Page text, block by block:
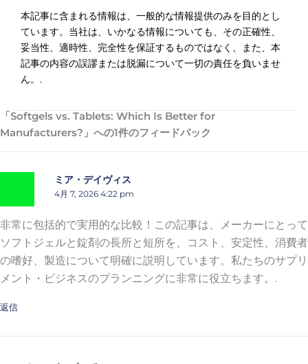
本記事に含まれる情報は、一般的な情報提供のみを目的とし
ています。当社は、いかなる情報についても、その正確性、
妥当性、適時性、完全性を保証するものではなく、また、本
記事の内容の誤謬または脱漏について一切の責任を負いませ
ん。.
「Softgels vs. Tablets: Which Is Better for
Manufacturers?」への1件のフィードバック
ミア・デイヴィス
4月 7, 2026 4:22 pm
非常に包括的で実用的な比較！この記事は、メーカーにとって
ソフトジェルと錠剤の長所と短所を、コスト、安定性、消費者
の嗜好、製造について明確に説明しています。私たちのサプリ
メント・ビジネスのプランニングに非常に役立ちます。.
返信